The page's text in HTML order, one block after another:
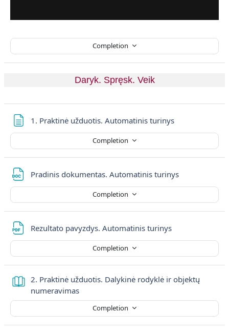
Completion
Daryk. Spręsk. Veik
1. Praktinė užduotis. Automatinis turinysPage
Completion
Pradinis dokumentas. Automatinis turinys
Completion
Rezultato pavyzdys. Automatinis turinys
Completion
2. Praktinė užduotis. Dalykinė rodyklė ir objektų
numeravimasBook
Completion